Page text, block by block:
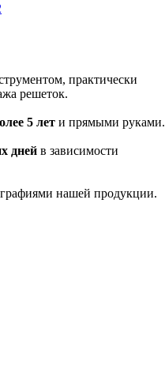
практически
решеток.
5 лет и прямыми руками.
дней в зависимости
нашей продукции.